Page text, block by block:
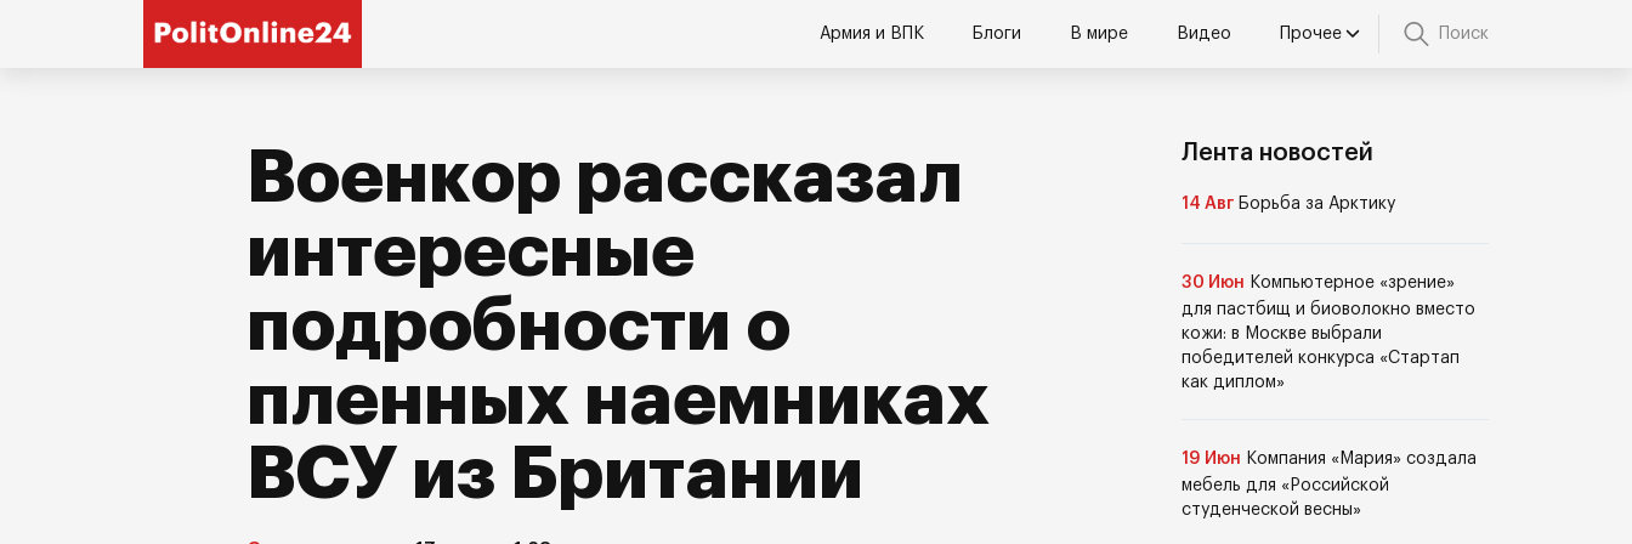
Армия и ВПК Блоги В мире Видео Прочее Поиск
Военкор рассказал
интересные
подробности о
пленных наемниках
ВСУ из Британии
Лента новостей
14 Авг Борьба за Арктику
30 Июн Компьютерное «зрение»
для пастбищ и биоволокно вместо
кожи: в Москве выбрали
победителей конкурса «Стартап
как диплом»
19 Июн Компания «Мария» создала
мебель для «Российской
студенческой весны»